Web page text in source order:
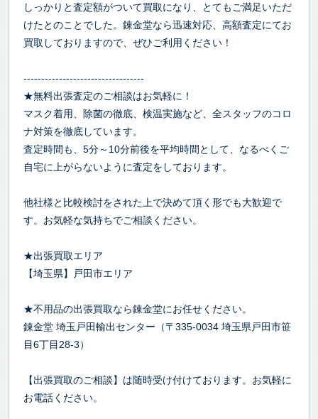
しっかりと査定額がついて買取になり、とてもご満足いただ
けたとのことでした。錬金堂なら迅速対応、高額査定にてお
買取しておりますので、ぜひご利用ください！
----------------------------------
★無料出張査定のご相談はお気軽に！
マスク着用、除菌の徹底、検温実施など、全スタッフのコロ
ナ対策を徹底しています。
査定時間も、5分～10分前後を平均時間として、なるべくご
自宅に上がらないように査定をしております。
他社様と比較検討をされた上で決めて頂く形でも大歓迎で
す。お気軽な気持ちでご相談ください。
★出張買取エリア
【埼玉県】戸田市エリア
★不用品の出張買取なら錬金堂にお任せください。
錬金堂 埼玉戸田輸出センター（〒335-0034 埼玉県戸田市笹
目6丁目28-3）
【出張買取のご相談】は随時受け付けております。お気軽に
お電話ください。